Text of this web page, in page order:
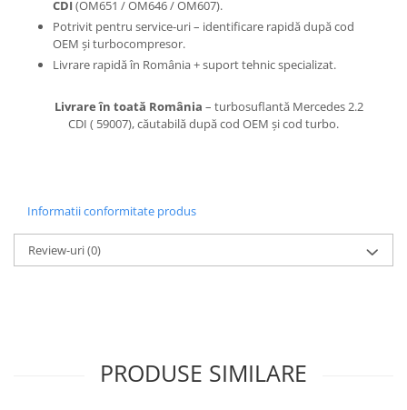
CDI (OM651 / OM646 / OM607).
Potrivit pentru service-uri – identificare rapidă după cod
OEM și turbocompresor.
Livrare rapidă în România + suport tehnic specializat.
Livrare în toată România – turbosuflantă Mercedes 2.2
CDI ( 59007), căutabilă după cod OEM și cod turbo​​.
Informatii conformitate produs
Review-uri(0)
PRODUSE SIMILARE